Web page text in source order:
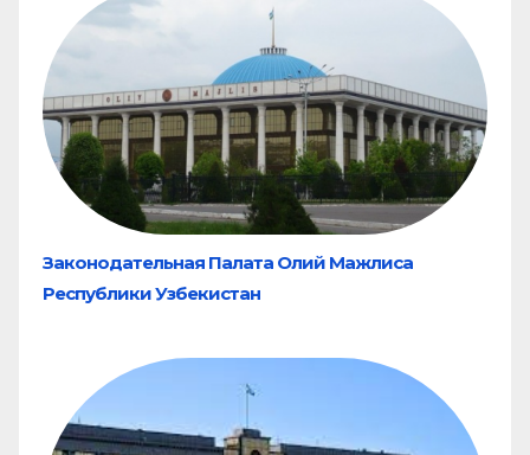
Законодательная Палата Олий Мажлиса
Республики Узбекистан